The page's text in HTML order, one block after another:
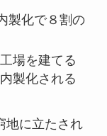
製化で８割の
場を建てる
製化される
地に立たされ